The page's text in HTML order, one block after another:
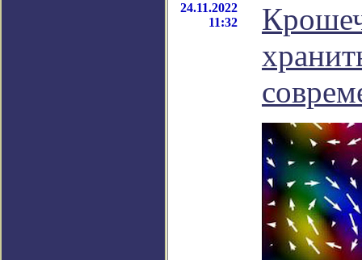
24.11.2022
11:32